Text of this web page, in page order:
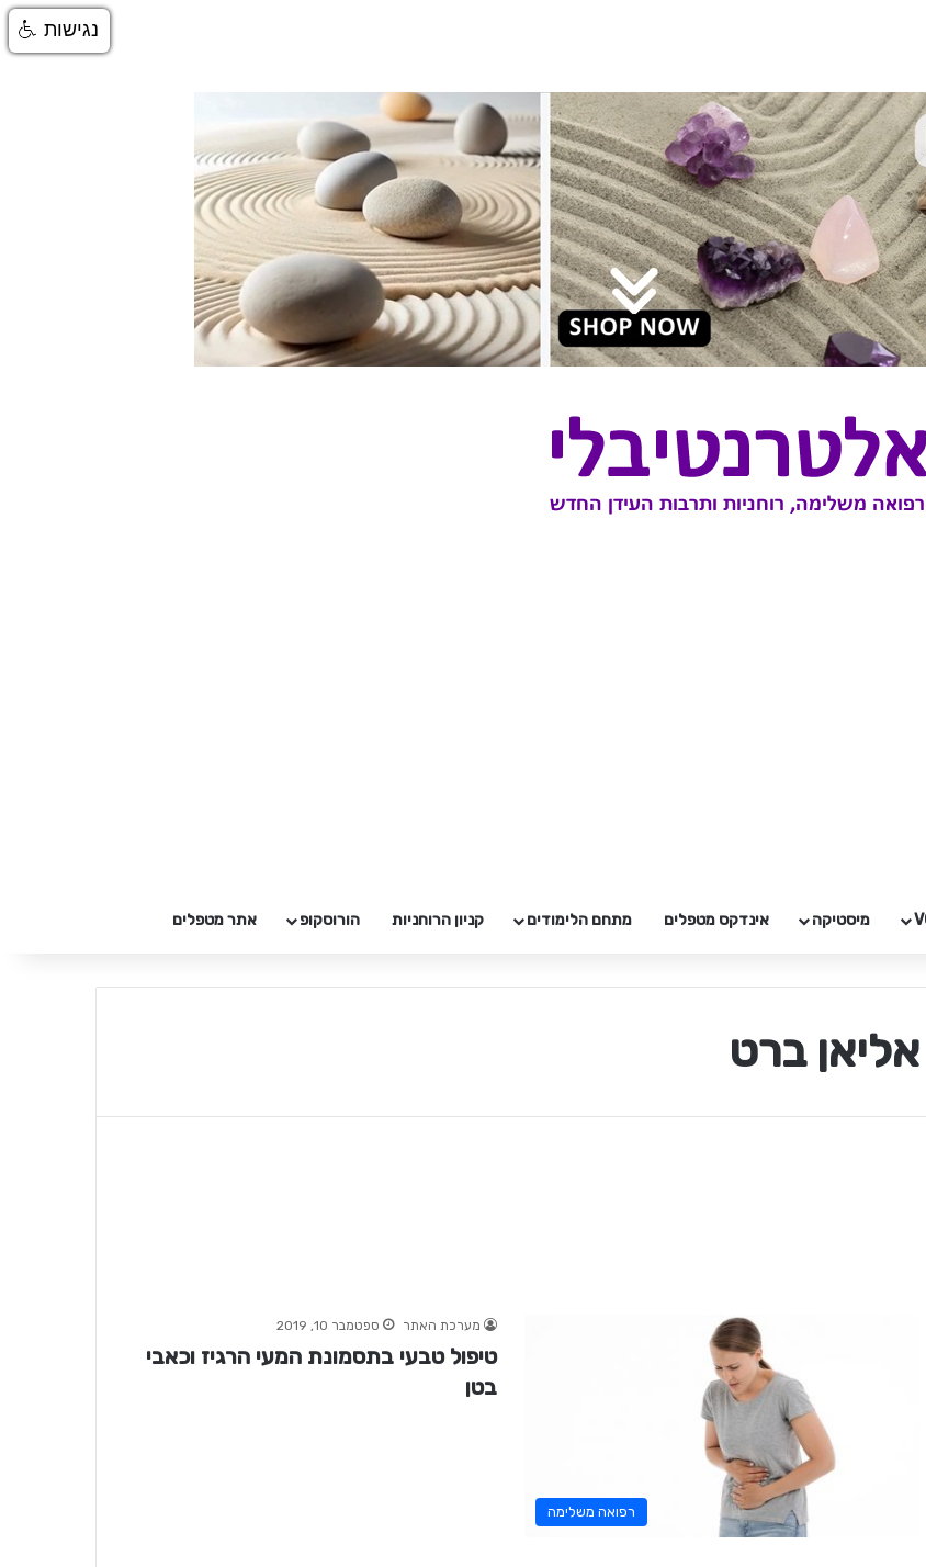
מיסטיקה אינדקס מטפלים מתחם הלימודים קניון הרוחניות הורוסקופ אתר מטפלים
אליאן ברט
רפואה משלימה
מערכת האתר ספטמבר 10, 2019
טיפול טבעי בתסמונת המעי הרגיז וכאבי
בטן
נגישות